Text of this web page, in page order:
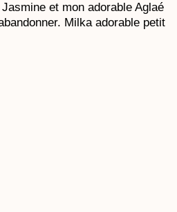
et mon adorable Aglaé
Milka adorable petit